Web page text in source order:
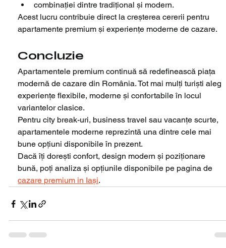
combinației dintre tradițional și modern.
Acest lucru contribuie direct la creșterea cererii pentru
apartamente premium și experiențe moderne de cazare.
Concluzie
Apartamentele premium continuă să redefinească piața
modernă de cazare din România. Tot mai mulți turiști aleg
experiențe flexibile, moderne și confortabile în locul
variantelor clasice.
Pentru city break-uri, business travel sau vacanțe scurte,
apartamentele moderne reprezintă una dintre cele mai
bune opțiuni disponibile în prezent.
Dacă îți dorești confort, design modern și poziționare
bună, poți analiza și opțiunile disponibile pe pagina de
cazare premium in Iași.